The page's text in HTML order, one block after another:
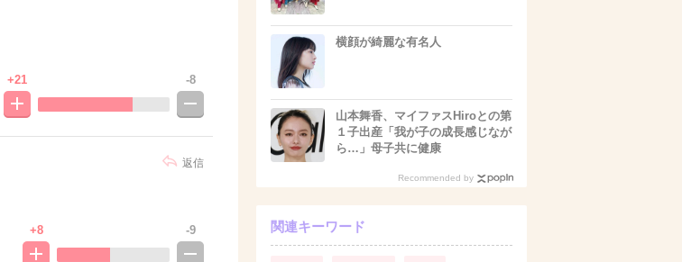
+21 -8
返信
+8 -9
横顔が綺麗な有名人
山本舞香、マイファスHiroとの第
１子出産「我が子の成長感じなが
ら…」母子共に健康
Recommended by
関連キーワード